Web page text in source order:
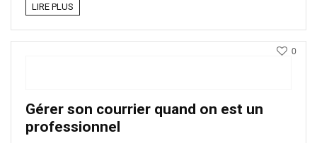
LIRE PLUS
Gérer son courrier quand on est un
professionnel
0